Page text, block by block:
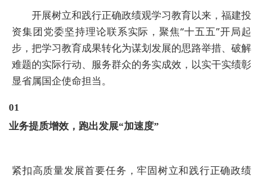
开展树立和践行正确政绩观学习教育以来，福建投
资集团党委坚持理论联系实际，聚焦“十五五”开局起
步，把学习教育成果转化为谋划发展的思路举措、破解
难题的实际行动、服务群众的务实成效，以实干实绩彰
显省属国企使命担当。
01
业务提质增效，跑出发展“加速度”
紧扣高质量发展首要任务，牢固树立和践行正确政绩